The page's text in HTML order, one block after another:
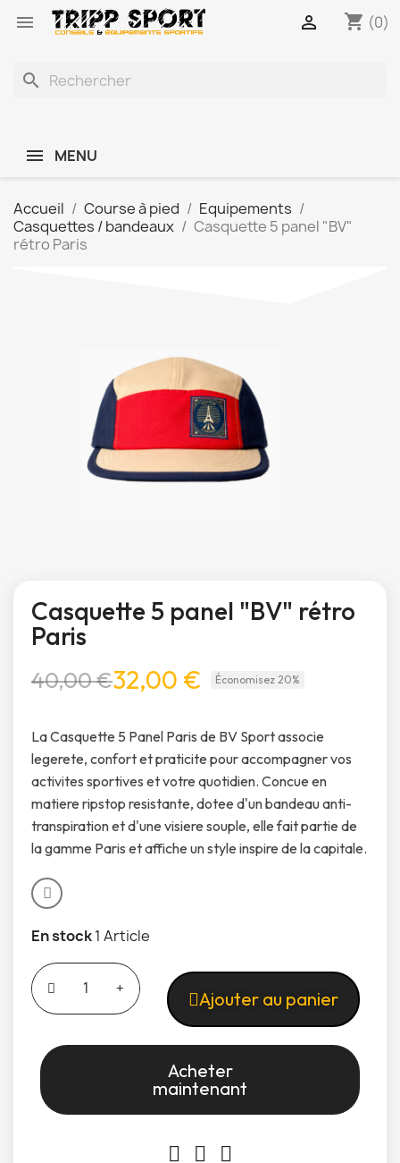
 shopping_cart (0)

search
MENU
Accueil Course à pied
Equipements
Casquettes / bandeaux
Casquette 5 panel "BV"
rétro Paris
Casquette 5 panel "BV" rétro
Paris
40,00 €32,00 € Économisez 20%
La Casquette 5 Panel Paris de BV Sport associe
legerete, confort et praticite pour accompagner vos
activites sportives et votre quotidien. Concue en
matiere ripstop resistante, dotee d'un bandeau anti-
transpiration et d'une visiere souple, elle fait partie de
la gamme Paris et affiche un style inspire de la capitale.
En stock1 Article
Ajouter au panier
Acheter
maintenant